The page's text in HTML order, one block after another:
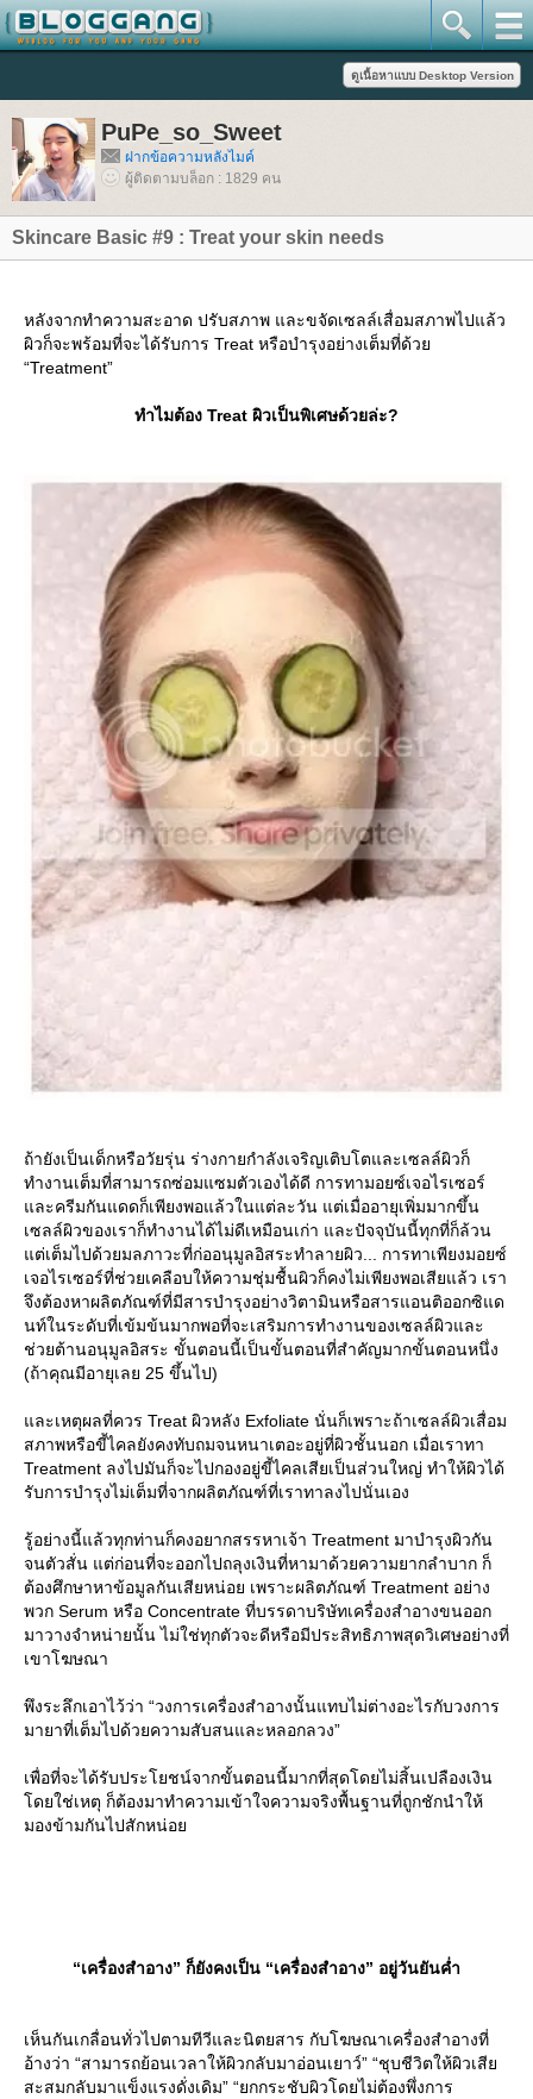
PuPe_so_Sweet
ฝากข้อความหลังไมค์
ผู้ติดตามบล็อก : 1829 คน
Skincare Basic #9 : Treat your skin needs
หลังจากทำความสะอาด ปรับสภาพ และขจัดเซลล์เสื่อมสภาพไปแล้ว
ผิวก็จะพร้อมที่จะได้รับการ Treat หรือบำรุงอย่างเต็มที่ด้ว
“Treatment”
ทำไมต้อง Treat ผิวเป็นพิเศษด้วยล่ะ?
ถ้ายังเป็นเด็กหรือวัยรุ่น ร่างกายกำลังเจริญเติบโตและเซลล์ผิวก็
ทำงานเต็มที่สามารถซ่อมแซมตัวเองได้ดี การทามอยซ์เจอไรเซอร์
ละครีมกันแดดก็เพียงพอแล้วในแต่ละวัน แต่เมื่ออายุเพิ่มมากขึ้น
เซลล์ผิวของเราก็ทำงานได้ไม่ดีเหมือนเก่า และปัจจุบันนี้ทุกที่ก็ล้วน
ต่เต็มไปด้วยมลภาวะที่ก่ออนุมูลอิสระทำลายผิว... การทาเพียงมอยซ์
เจอไรเซอร์ที่ช่วยเคลือบให้ความชุ่มชื้นผิวก็คงไม่เพียงพอเสียแล้ว เรา
จึงต้องหาผลิตภัณฑ์ที่มีสารบำรุงอย่างวิตามินหรือสารแอนติออกซิแด
นท์ในระดับที่เข้มข้นมากพอที่จะเสริมการทำงานของเซลล์ผิวและ
ช่วยต้านอนุมูลอิสระ ขั้นตอนนี้เป็นขั้นตอนที่สำคัญมากขั้นตอนหนึ่ง
(ถ้าคุณมีอายุเลย 25 ขึ้นไป)
ละเหตุผลที่ควร Treat ผิวหลัง Exfoliate นั่นก็เพราะถ้าเซลล์ผิวเสื่อม
สภาพหรือขี้ไคลยังคงทับถมจนหนาเตอะอยู่ที่ผิวชั้นนอก เมื่อเราทา
Treatment ลงไปมันก็จะไปกองอยู่ขี้ไคลเสียเป็นส่วนใหญ่ ทำให้ผิวได้
รับการบำรุงไม่เต็มที่จากผลิตภัณฑ์ที่เราทาลงไปนั่นเอง
รู้อย่างนี้แล้วทุกท่านก็คงอยากสรรหาเจ้า Treatment มาบำรุงผิวกัน
จนตัวสั่น แต่ก่อนที่จะออกไปถลุงเงินที่หามาด้วยความยากลำบาก ก็
ต้องศึกษาหาข้อมูลกันเสียหน่อย เพราะผลิตภัณฑ์ Treatment อย่าง
พวก Serum หรือ Concentrate ที่บรรดาบริษัทเครื่องสำอางขนออก
มาวางจำหน่ายนั้น ไม่ใช่ทุกตัวจะดีหรือมีประสิทธิภาพสุดวิเศษอย่างที่
เขาโฆษณา
พึงระลึกเอาไว้ว่า “วงการเครื่องสำอางนั้นแทบไม่ต่างอะไรกับวงการ
มายาที่เต็มไปด้วยความสับสนและหลอกลวง”
เพื่อที่จะได้รับประโยชน์จากขั้นตอนนี้มากที่สุดโดยไม่สิ้นเปลืองเงิน
ดยใช่เหตุ ก็ต้องมาทำความเข้าใจความจริงพื้นฐานที่ถูกชักนำให้
มองข้ามกันไปสักหน่อ
“เครื่องสำอาง” ก็ยังคงเป็น “เครื่องสำอาง” อยู่วันยันค่ำ
เห็นกันเกลื่อนทั่วไปตามทีวีและนิตยสาร กับโฆษณาเครื่องสำอางที่
อ้างว่า “สามารถย้อนเวลาให้ผิวกลับมาอ่อนเยาว์” “ชุบชีวิตให้ผิวเสี
สะสมกลับมาแข็งแรงดั่งเดิม” “ยกกระชับผิวโดยไม่ต้องพึ่งการ